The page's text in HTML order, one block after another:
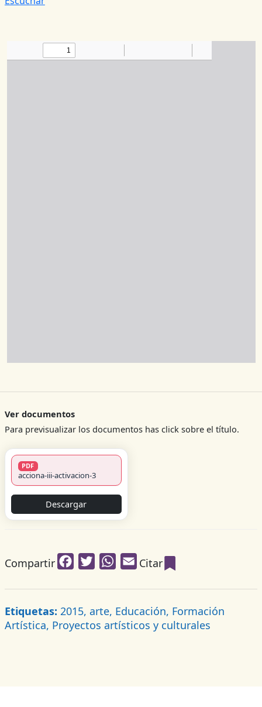
Ver documentos
Para previsualizar los documentos has click sobre el título.
PDF
acciona-iii-activacion-3
Descargar
Compartir FacebookTwitterWhatsApp
Email
Citar
Etiquetas: 2015, arte, Educación, Formación
Artística, Proyectos artísticos y culturales